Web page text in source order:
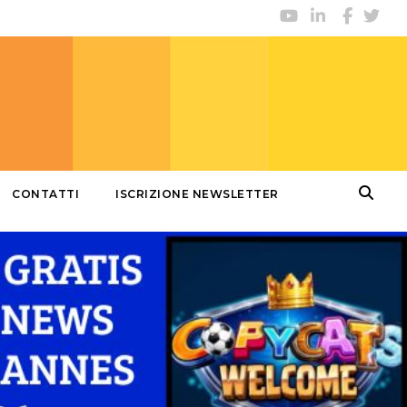
CONTATTI ISCRIZIONE NEWSLETTER